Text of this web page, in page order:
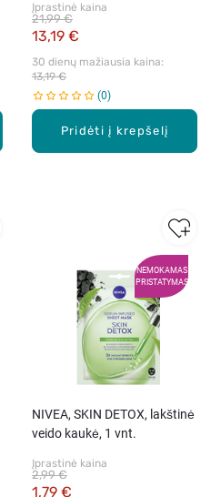
Pridėti į krepšelį
nuo saulės, SPF30, aukšta
apsauga, 200 ml.
Įprastinė kaina
13,19 €
21,99 €
30 dienų mažiausia kaina:
13,19 €
0
NEMOKAMAS
PRISTATYMAS
NIVEA, SKIN DETOX, lakštinė
veido kaukė, 1 vnt.
Įprastinė kaina
1,79 €
2,99 €